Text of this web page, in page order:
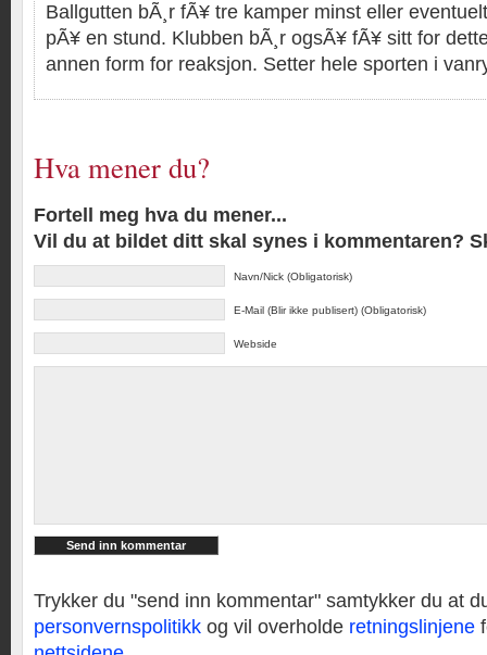
Ballgutten bÃ¸r fÃ¥ tre kamper minst eller
pÃ¥ en stund. Klubben bÃ¸r ogsÃ¥ fÃ¥ sitt for
annen form for reaksjon. Setter hele sporten i
Hva mener du?
Fortell meg hva du mener...
Vil du at bildet ditt skal synes i kommentaren?
Navn/Nick (Obligatorisk)
E-Mail (Blir ikke publisert) (Obligatorisk)
Webside
Trykker du "send inn kommentar" samtykker du at
personvernspolitikk og vil overholde retningslinjene